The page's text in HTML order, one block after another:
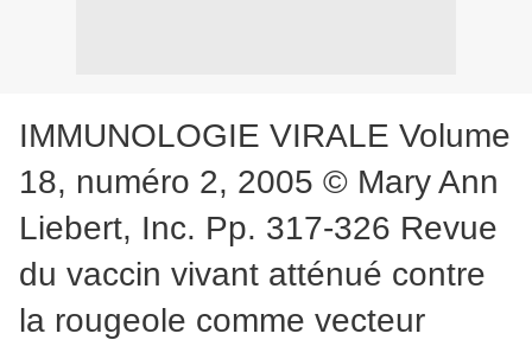
IMMUNOLOGIE VIRALE Volume
18, numéro 2, 2005 © Mary Ann
Liebert, Inc. Pp. 317-326 Revue
du vaccin vivant atténué contre
la rougeole comme vecteur